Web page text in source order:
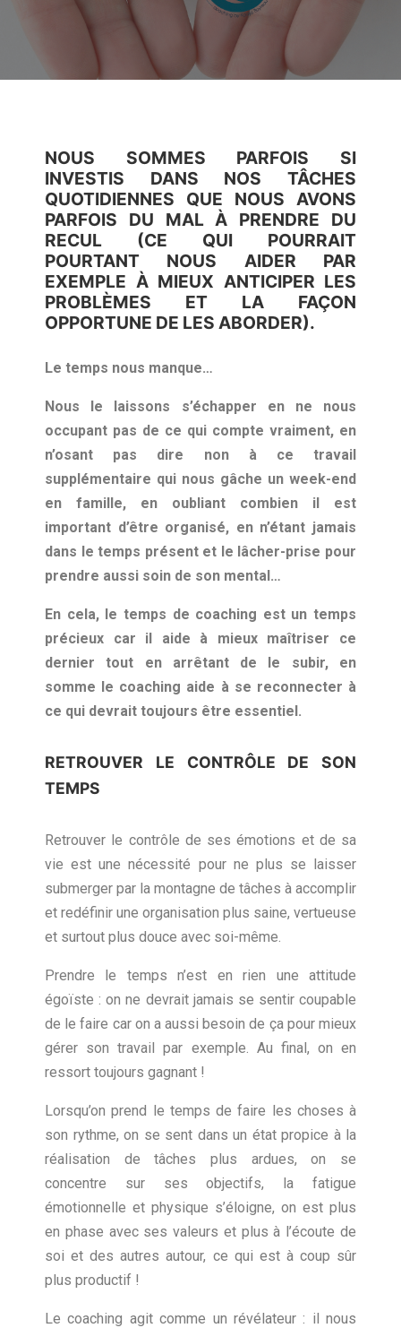
NOUS SOMMES PARFOIS SI
INVESTIS DANS NOS TÂCHES
QUOTIDIENNES QUE NOUS AVONS
PARFOIS DU MAL À PRENDRE DU
RECUL (CE QUI POURRAIT
POURTANT NOUS AIDER PAR
EXEMPLE À MIEUX ANTICIPER LES
PROBLÈMES ET LA FAÇON
OPPORTUNE DE LES ABORDER).
Le temps nous manque…
Nous le laissons s’échapper en ne nous
occupant pas de ce qui compte vraiment, en
n’osant pas dire non à ce travail
supplémentaire qui nous gâche un week-end
en famille, en oubliant combien il est
important d’être organisé, en n’étant jamais
dans le temps présent et le lâcher-prise pour
prendre aussi soin de son mental…
En cela, le temps de coaching est un temps
précieux car il aide à mieux maîtriser ce
dernier tout en arrêtant de le subir, en
somme le coaching aide à se reconnecter à
ce qui devrait toujours être essentiel.
RETROUVER LE CONTRÔLE DE SON
TEMPS
Retrouver le contrôle de ses émotions et de sa
vie est une nécessité pour ne plus se laisser
submerger par la montagne de tâches à accomplir
et redéfinir une organisation plus saine, vertueuse
et surtout plus douce avec soi-même.
Prendre le temps n’est en rien une attitude
égoïste : on ne devrait jamais se sentir coupable
de le faire car on a aussi besoin de ça pour mieux
gérer son travail par exemple. Au final, on en
ressort toujours gagnant !
Lorsqu’on prend le temps de faire les choses à
son rythme, on se sent dans un état propice à la
réalisation de tâches plus ardues, on se
concentre sur ses objectifs, la fatigue
émotionnelle et physique s’éloigne, on est plus
en phase avec ses valeurs et plus à l’écoute de
soi et des autres autour, ce qui est à coup sûr
plus productif !
Le coaching agit comme un révélateur : il nous